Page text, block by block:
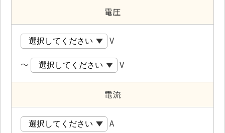
電圧
V
～
V
電流
A